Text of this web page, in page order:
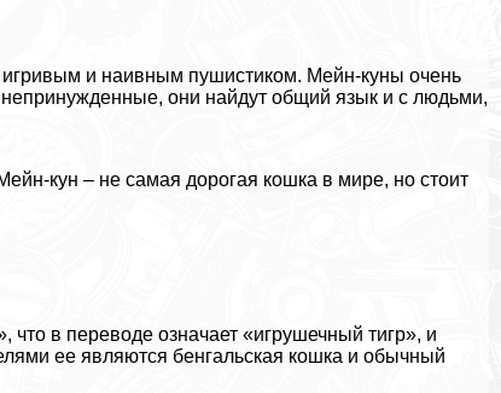
игривым и наивным пушистиком. Мейн-куны очень
они найдут общий язык и с людьми,
кун – не самая дорогая кошка в мире, но стоит
что в переводе означает «игрушечный тигр», и
ее являются бенгальская кошка и обычный